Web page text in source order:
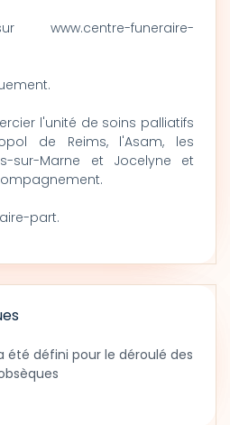
www.centre-funeraire-
l'unité de soins palliatifs
de Reims, l'Asam, les
sur-Marne et Jocelyne et
part.
défini pour le déroulé des